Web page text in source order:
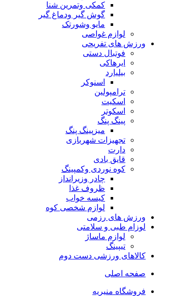
کمکی وتمرین شنا
گوش گیر ودماغ گیر
مایو وشورتک
لوازم غواصی
ورزش های تفریحی
فوتبال دستی
ایرهاکی
بیلیارد
اسنوکر
ترامپولین
اسکیت
اسکوتر
پینگ پنگ
میزپینگ پنگ
تجهیزات شهربازی
دارت
قایق بادی
کوه نوردی وکمپینگ
چادر وزیرانداز
ظروف غذا
کیسه خواب
لوازم شخصی کوه
ورزش های رزمی
لوزام طبی و سلامتی
لوازم ماساژ
تیپینگ
کالاهای ورزشی دست دوم
صفحه اصلی
فروشگاه منیریه